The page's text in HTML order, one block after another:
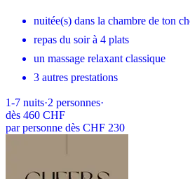
nuitée(s) dans la chambre de ton
repas du soir à 4 plats
un massage relaxant classique
3 autres prestations
1-7 nuits·2 personnes·
dès 460 CHF
par personne dès CHF 230